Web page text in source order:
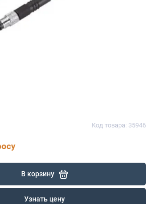
Код товара: 35946
В корзину
Узнать цену